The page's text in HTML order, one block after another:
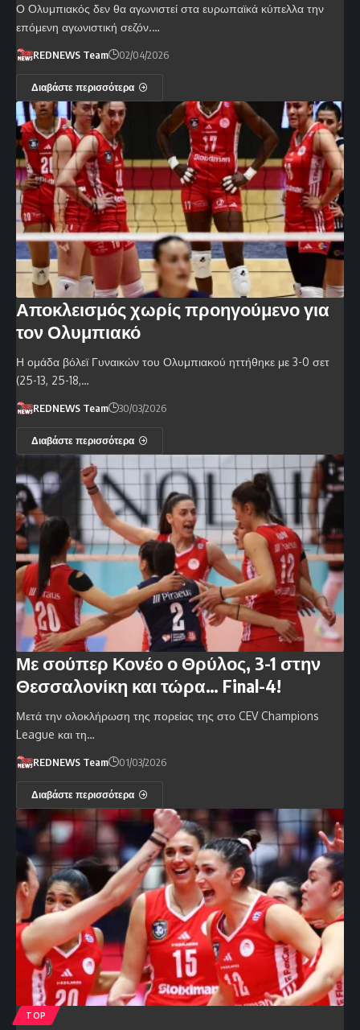
Ο Ολυμπιακός δεν θα αγωνιστεί στα ευρωπαϊκά κύπελλα την
επόμενη αγωνιστική σεζόν.…
REDNEWS Team 02/04/2026
Διαβάστε περισσότερα
Αποκλεισμός χωρίς προηγούμενο για
τον Ολυμπιακό
Η ομάδα βόλεϊ Γυναικών του Ολυμπιακού ηττήθηκε με 3-0 σετ
(25-13, 25-18,…
REDNEWS Team 30/03/2026
Διαβάστε περισσότερα
Με σούπερ Κονέο ο Θρύλος, 3-1 στην
Θεσσαλονίκη και τώρα… Final-4!
Μετά την ολοκλήρωση της πορείας της στο CEV Champions
League και τη…
REDNEWS Team 01/03/2026
Διαβάστε περισσότερα
TOP